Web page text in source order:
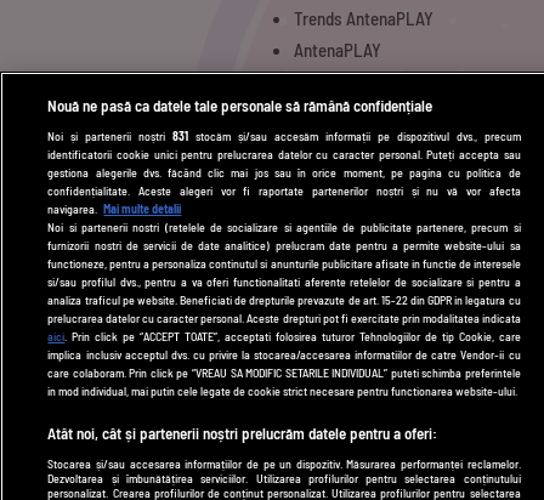
Trends AntenaPLAY
AntenaPLAY
Cod deontologic
Termeni și condiții
Politica de cookies
Politică de confidențialitate
Contact
Modifică Setările
© 2026 DePărinți.ro
Acest site este creat și administrat de Digital Antena Group. Toate drepturile
Nouă ne pasă ca datele tale personale să rămână confidențiale
Noi și partenerii noștri831 stocăm și/sau accesăm informații pe dispozitivul dvs., precum
identificatorii cookie unici pentru prelucrarea datelor cu caracter personal. Puteți accepta sau
gestiona alegerile dvs. făcând clic mai jos sau în orice moment, pe pagina cu politica de
confidențialitate. Aceste alegeri vor fi raportate partenerilor noștri și nu vă vor afecta
navigarea.
Mai multe detalii
Noi si partenerii nostri (retelele de socializare si agentiile de publicitate partenere, precum si
furnizorii nostri de servicii de date analitice) prelucram date pentru a permite website-ului sa
functioneze, pentru a personaliza continutul si anunturile publicitare afisate in functie de interesele
si/sau profilul dvs., pentru a va oferi functionalitati aferente retelelor de socializare si pentru a
analiza traficul pe website. Beneficiati de drepturile prevazute de art. 15-22 din GDPR in legatura cu
prelucrarea datelor cu caracter personal. Aceste drepturi pot fi exercitate prin modalitatea indicata
aici . Prin click pe “ACCEPT TOATE”, acceptati folosirea tuturor Tehnologiilor de tip Cookie, care
implica inclusiv acceptul dvs. cu privire la stocarea/accesarea informatiilor de catre Vendor-ii cu
care colaboram. Prin click pe “VREAU SA MODIFIC SETARILE INDIVIDUAL” puteti schimba preferintele
in mod individual, mai putin cele legate de cookie strict necesare pentru functionarea website-ului.
Atât noi, cât și partenerii noștri prelucrăm datele pentru a oferi:
Stocarea și/sau accesarea informațiilor de pe un dispozitiv. Măsurarea performanței reclamelor.
Dezvoltarea și îmbunătățirea serviciilor. Utilizarea profilurilor pentru selectarea conținutului
personalizat. Crearea profilurilor de conținut personalizat. Utilizarea profilurilor pentru selectarea